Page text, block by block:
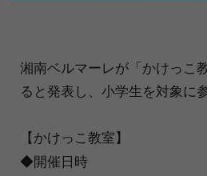
湘南ベルマーレが「かけっこ
ると発表し、小学生を対象に
【かけっこ教室】
◆開催日時